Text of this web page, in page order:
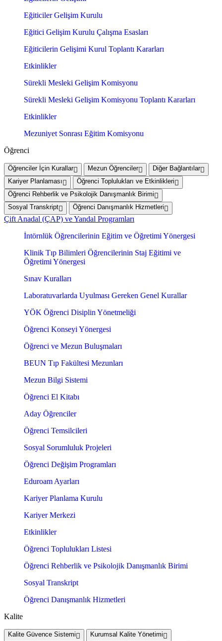
Eğiticiler Gelişim Kurulu
Eğitici Gelişim Kurulu Çalışma Esasları
Eğiticilerin Gelişimi Kurul Toplantı Kararları
Etkinlikler
Sürekli Mesleki Gelişim Komisyonu
Sürekli Mesleki Gelişim Komisyonu Toplantı Kararları
Etkinlikler
Mezuniyet Sonrası Eğitim Komisyonu
Öğrenci
Öğrenciler İçin Kurallar Mezun Öğrenciler
Diğer Bağlantılar
Kariyer Planlaması
Öğrenci Toplulukları ve Etkinlikleri
Öğrenci Rehberlik ve Psikolojik Danışmanlık Birimi
Sosyal Transkript
Öğrenci Danışmanlık Hizmetleri
Çift Anadal (ÇAP) ve Yandal Programları
İntörnlük Öğrencilerinin Eğitim ve Öğretimi Yönergesi
Klinik Tıp Bilimleri Öğrencilerinin Staj Eğitimi ve
Öğretimi Yönergesi
Sınav Kuralları
Laboratuvarlarda Uyulması Gereken Genel Kurallar
YÖK Öğrenci Disiplin Yönetmeliği
Öğrenci Konseyi Yönergesi
Öğrenci ve Mezun Buluşmaları
BEUN Tıp Fakültesi Mezunları
Mezun Bilgi Sistemi
Öğrenci El Kitabı
Aday Öğrenciler
Öğrenci Temsilcileri
Sosyal Sorumluluk Projeleri
Öğrenci Değişim Programları
Eduroam Ayarları
Kariyer Planlama Kurulu
Kariyer Merkezi
Etkinlikler
Öğrenci Toplulukları Listesi
Öğrenci Rehberlik ve Psikolojik Danışmanlık Birimi
Sosyal Transkript
Öğrenci Danışmanlık Hizmetleri
Kalite
Kalite Güvence Sistemi
Kurumsal Kalite Yönetimi